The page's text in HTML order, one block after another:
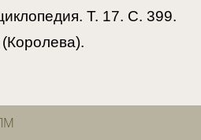
Т. 17. С. 399.